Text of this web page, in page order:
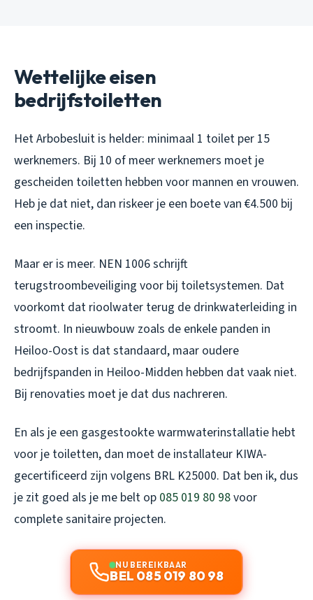
Wettelijke eisen
bedrijfstoiletten
Het Arbobesluit is helder: minimaal 1 toilet per 15
werknemers. Bij 10 of meer werknemers moet je
gescheiden toiletten hebben voor mannen en vrouwen.
Heb je dat niet, dan riskeer je een boete van €4.500 bij
een inspectie.
Maar er is meer. NEN 1006 schrijft
terugstroombeveiliging voor bij toiletsystemen. Dat
voorkomt dat rioolwater terug de drinkwaterleiding in
stroomt. In nieuwbouw zoals de enkele panden in
Heiloo-Oost is dat standaard, maar oudere
bedrijfspanden in Heiloo-Midden hebben dat vaak niet.
Bij renovaties moet je dat dus nachreren.
En als je een gasgestookte warmwaterinstallatie hebt
voor je toiletten, dan moet de installateur KIWA-
gecertificeerd zijn volgens BRL K25000. Dat ben ik, dus
je zit goed als je me belt op 085 019 80 98voor
complete sanitaire projecten.
NU BEREIKBAAR
BEL 085 019 80 98